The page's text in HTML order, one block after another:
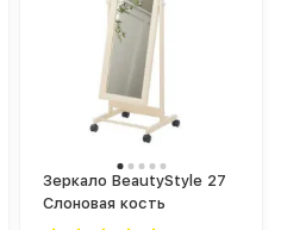
Зеркало BeautyStyle 27
Слоновая кость